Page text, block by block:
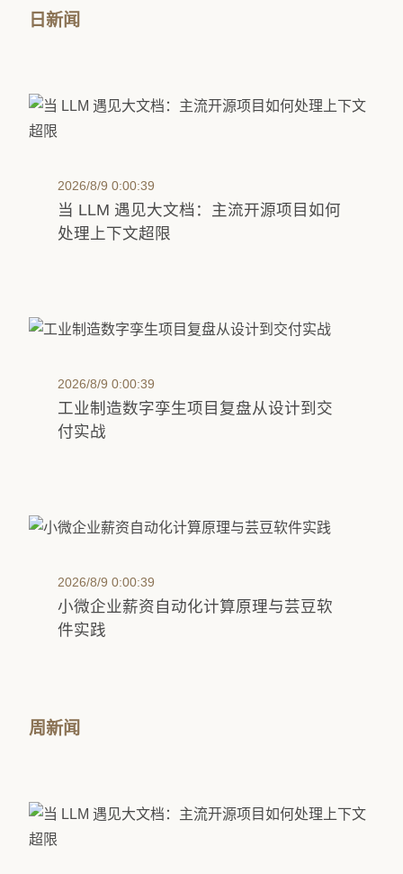
日新闻
2026/8/9 0:00:39
当 LLM 遇见大文档：主流开源项目如何
处理上下文超限
2026/8/9 0:00:39
工业制造数字孪生项目复盘从设计到交
付实战
2026/8/9 0:00:39
小微企业薪资自动化计算原理与芸豆软
件实践
周新闻